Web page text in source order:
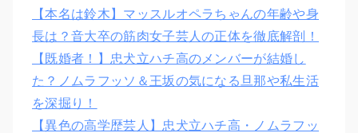
【本名は鈴木】マッスルオペラちゃんの年齢や身
長は？音大卒の筋肉女子芸人の正体を徹底解剖！
【既婚者！】忠犬立ハチ高のメンバーが結婚し
た？ノムラフッソ＆王坂の気になる旦那や私生活
を深掘り！
【異色の高学歴芸人】忠犬立ハチ高・ノムラフッ